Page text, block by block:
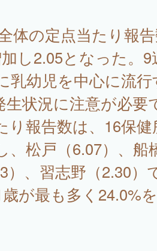
体の定点当たり報
し2.05となった。9
乳幼児を中心に流行
状況に注意が必要
り報告数は、16保健
、松戸（6.07）、船
、習志野（2.30）
が最も多く24.0%